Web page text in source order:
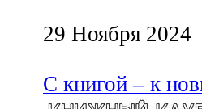
29 Ноября 2024
С книгой – к